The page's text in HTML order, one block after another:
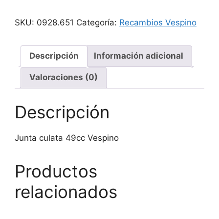
Vespino
SKU: 0928.651 Categoría: Recambios Vespino
Descripción Información adicional
Valoraciones (0)
Descripción
Junta culata 49cc Vespino
Productos
relacionados